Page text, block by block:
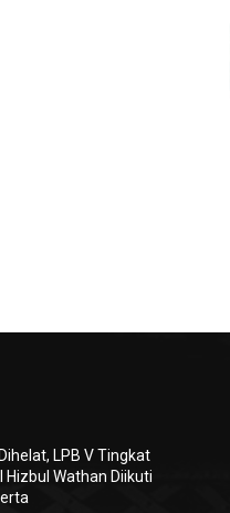
LPB V Tingkat
Hizbul Wathan Diikuti